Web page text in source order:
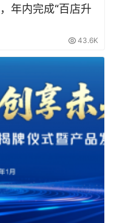
年内完成“百店升
43.6K